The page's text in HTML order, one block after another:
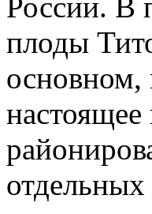
плоды
основном,
настоящее
отдельных